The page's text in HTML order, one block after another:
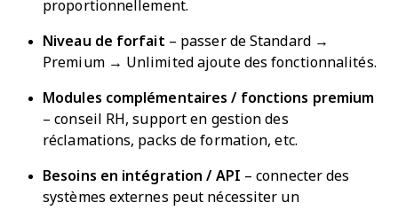
proportionnellement.
Niveau de forfait – passer de Standard →
Premium → Unlimited ajoute des fonctionnalités.
Modules complémentaires / fonctions premium
– conseil RH, support en gestion des
réclamations, packs de formation, etc.
Besoins en intégration / API – connecter des
systèmes externes peut nécessiter un